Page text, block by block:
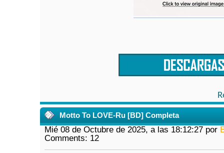
Motto To LOVE-Ru [BD] Completa
Mié 08 de Octubre de 2025, a las 18:12:27 por
Comments: 12